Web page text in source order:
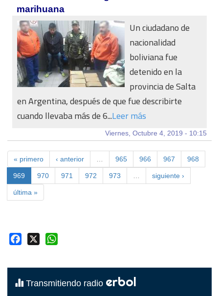
marihuana
Un ciudadano de
nacionalidad
boliviana fue
detenido en la
provincia de Salta
en Argentina, después de que fue describirte
cuando llevaba más de 6...Leer más
Viernes, Octubre 4, 2019 - 10:15
« primero ‹ anterior 965 966 967 968
969 970 971 972 973 siguiente ›
última »
Facebook
Transmitiendo radio erbol